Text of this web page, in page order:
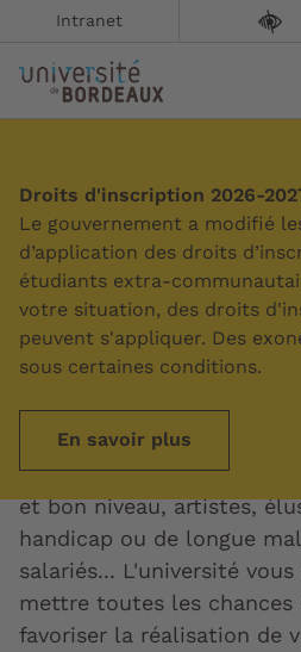
Intranet
Droits d'inscription 2026-
Le gouvernement a modifié
d’application des droits
étudiants extra-
votre situation, des droits
peuvent s'appliquer. Des
sous certaines conditions.
En savoir plus
Sommaire
Etudes,
spécifiques
Mise à jour le :09/06/2026
Étudiants mais aussi
et bon niveau, artistes,
handicap ou de longue
salariés... L'université
mettre toutes les
favoriser la réalisation de